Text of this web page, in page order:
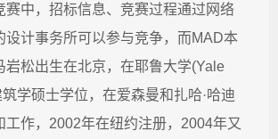
中，招标信息、竞赛过程通过网络
设计事务所可以参与竞争，而MAD本
岩松出生在北京，在耶鲁大学(Yale
学硕士学位，在爱森曼和扎哈·哈迪
工作，2002年在纽约注册，2004年又